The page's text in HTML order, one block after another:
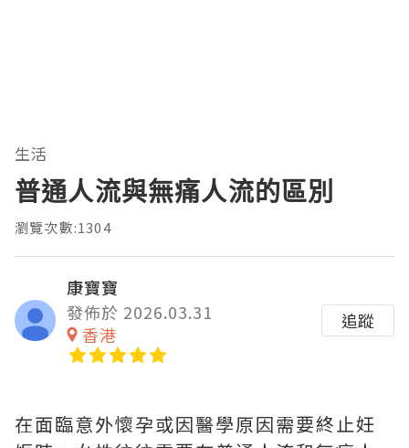
生活
普通人流與無痛人流的區別
瀏覽次數:1304
康寶寶
發佈於 2026.03.31
香港
追蹤
在面臨意外懷孕或因醫學原因需要終止妊